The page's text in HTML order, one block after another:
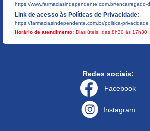
https://www.farmaciasindependente.com.br/encarregado-
Link de acesso às Políticas de Privacidade:
https://farmaciasindependente.com.br/politica-privacidade
Horário de atendimento: Dias úteis, das 8h30 às 17h30
Redes sociais:
Facebook
Instagram